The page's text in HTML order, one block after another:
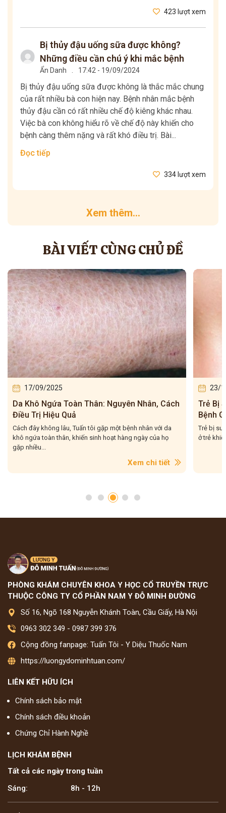
423 lượt xem
Bị thủy đậu uống sữa được không?
Những điều cần chú ý khi mắc bệnh
Ẩn Danh 17:42 - 19/09/2024
Bị thủy đậu uống sữa được không là thắc mắc chung
của rất nhiều bà con hiện nay. Bệnh nhân mắc bệnh
thủy đậu cần có rất nhiều chế độ kiêng khác nhau.
Việc bà con không hiểu rõ về chế độ này khiến cho
bệnh càng thêm nặng và rất khó điều trị. Bài...
Đọc tiếp
334 lượt xem
Xem thêm...
BÀI VIẾT CÙNG CHỦ ĐỀ
17/09/2025
Da Khô Ngứa Toàn Thân: Nguyên Nhân, Cách
Điều Trị Hiệu Quả
Cách đây không lâu, Tuấn tôi gặp một bệnh nhân với da
khô ngứa toàn thân, khiến sinh hoạt hàng ngày của họ
gặp nhiều...
Xem chi tiết
23/
Trẻ Bị
Bệnh
Trẻ bị
ở trẻ
PHÒNG KHÁM CHUYÊN KHOA Y HỌC CỔ TRUYỀN TRỰC
THUỘC CÔNG TY CỔ PHẦN NAM Y ĐỖ MINH ĐƯỜNG
Số 16, Ngõ 168 Nguyễn Khánh Toàn, Cầu Giấy, Hà Nội
0963 302 349 - 0987 399 376
Cộng đồng fanpage: Tuấn Tôi - Y Diệu Thuốc Nam
https://luongydominhtuan.com/
LIÊN KẾT HỮU ÍCH
Chính sách bảo mật
Chính sách điều khoản
Chứng Chỉ Hành Nghề
LỊCH KHÁM BỆNH
Tất cả các ngày trong tuần
Sáng:
8h - 12h